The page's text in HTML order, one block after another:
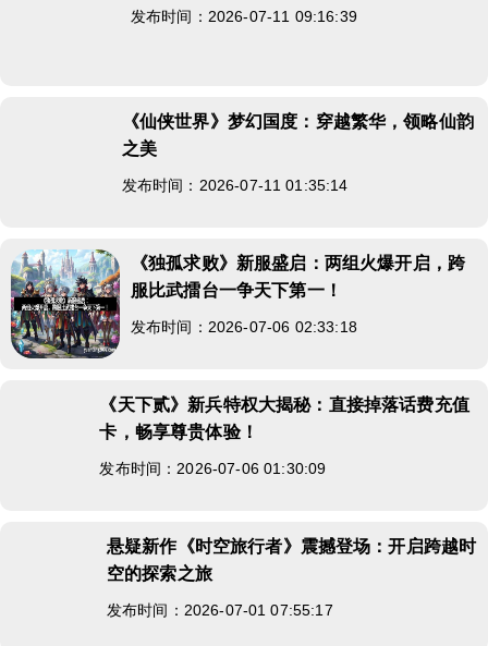
发布时间：2026-07-11 09:16:39
《仙侠世界》梦幻国度：穿越繁华，领略仙韵
之美
发布时间：2026-07-11 01:35:14
《独孤求败》新服盛启：两组火爆开启，跨
服比武擂台一争天下第一！
发布时间：2026-07-06 02:33:18
《天下贰》新兵特权大揭秘：直接掉落话费充值
卡，畅享尊贵体验！
发布时间：2026-07-06 01:30:09
悬疑新作《时空旅行者》震撼登场：开启跨越时
空的探索之旅
发布时间：2026-07-01 07:55:17